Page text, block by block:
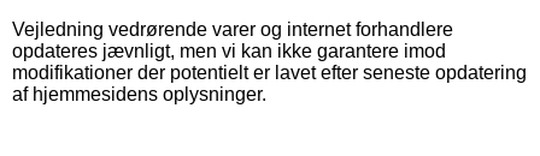
Vejledning vedrørende varer og internet forhandlere
opdateres jævnligt, men vi kan ikke garantere imod
modifikationer der potentielt er lavet efter seneste opdatering
af hjemmesidens oplysninger.